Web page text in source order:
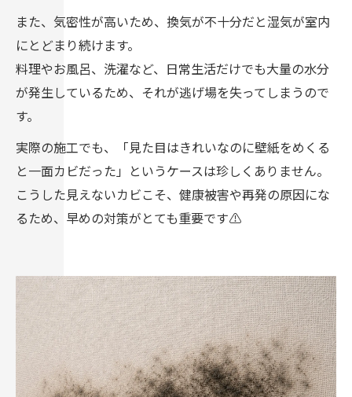
また、気密性が高いため、換気が不十分だと湿気が室内
にとどまり続けます。
料理やお風呂、洗濯など、日常生活だけでも大量の水分
が発生しているため、それが逃げ場を失ってしまうので
す。
実際の施工でも、「見た目はきれいなのに壁紙をめくる
と一面カビだった」というケースは珍しくありません。
こうした見えないカビこそ、健康被害や再発の原因にな
るため、早めの対策がとても重要です⚠️